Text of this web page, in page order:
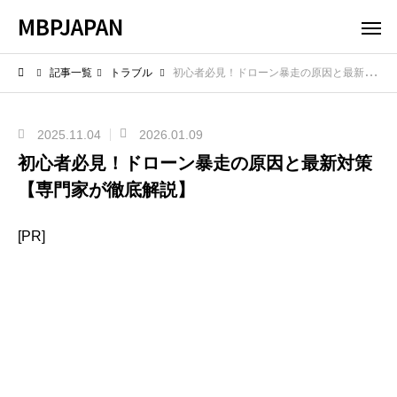
MBPJAPAN
記事一覧 トラブル 初心者必見！ドローン暴走の原因と最新対策【専門家が徹底解説】
2025.11.04 2026.01.09
初心者必見！ドローン暴走の原因と最新対策
【専門家が徹底解説】
[PR]